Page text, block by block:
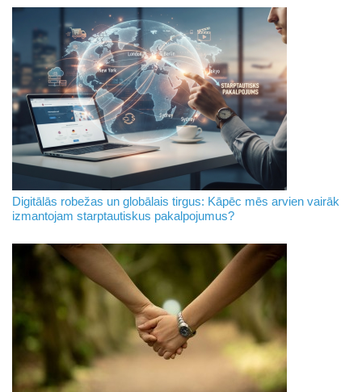
Digitālās robežas un globālais tirgus: Kāpēc mēs arvien vairāk
izmantojam starptautiskus pakalpojumus?